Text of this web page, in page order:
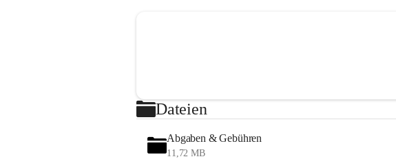
Dateien
Abgaben & Gebühren
11,72 MB